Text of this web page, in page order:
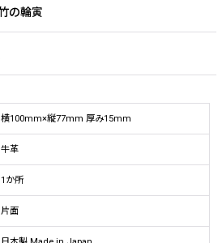
の輪寅
横100mm×縦77mm 厚み15mm
牛革
1か所
片面